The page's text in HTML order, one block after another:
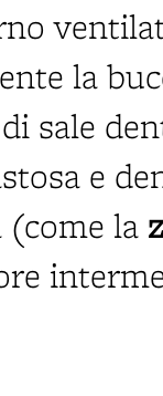
la
sale
e
(come la